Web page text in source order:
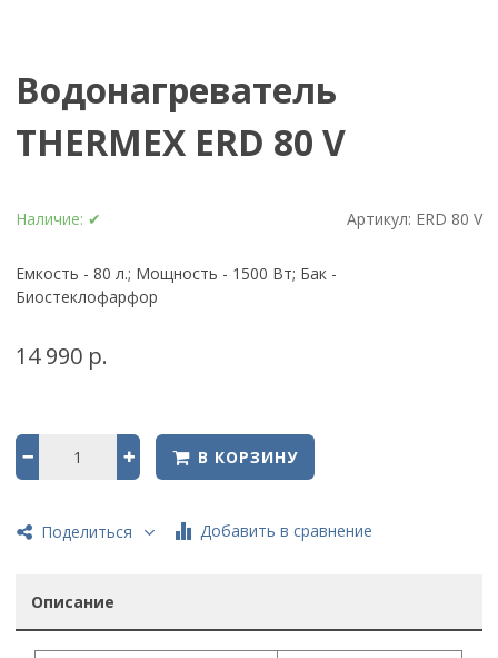
Водонагреватель
THERMEX ERD 80 V
Наличие: ✔ Артикул: ERD 80 V
Емкость - 80 л.; Мощность - 1500 Вт; Бак -
Биостеклофарфор
14 990 р.
В КОРЗИНУ
Поделиться Добавить в сравнение
Описание